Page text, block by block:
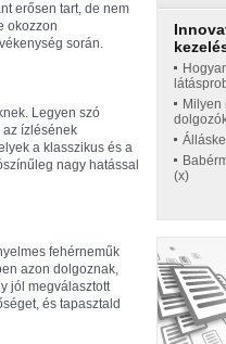
erősen tart, de nem
okozzon
során.
Legyen szó
az ízlésének
a klasszikus és a
nagy hatással
fehérneműk
azon dolgoznak,
jól megválasztott
és tapasztald
Milyen
(x)